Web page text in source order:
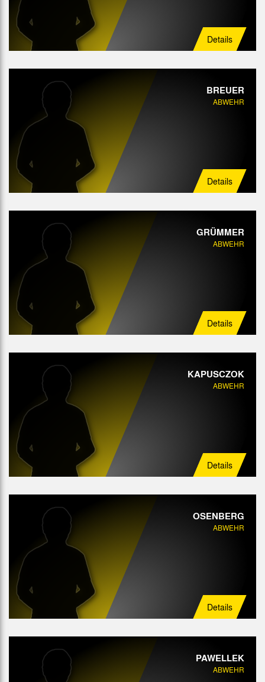
Details
BREUER
ABWEHR
Details
GRÜMMER
ABWEHR
Details
KAPUSCZOK
ABWEHR
Details
OSENBERG
ABWEHR
Details
PAWELLEK
ABWEHR